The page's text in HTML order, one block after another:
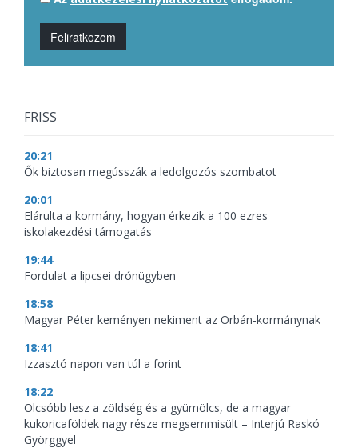
Feliratkozom
FRISS
20:21
Ők biztosan megússzák a ledolgozós szombatot
20:01
Elárulta a kormány, hogyan érkezik a 100 ezres
iskolakezdési támogatás
19:44
Fordulat a lipcsei drónügyben
18:58
Magyar Péter keményen nekiment az Orbán-kormánynak
18:41
Izzasztó napon van túl a forint
18:22
Olcsóbb lesz a zöldség és a gyümölcs, de a magyar
kukoricaföldek nagy része megsemmisült – Interjú Raskó
Györggyel